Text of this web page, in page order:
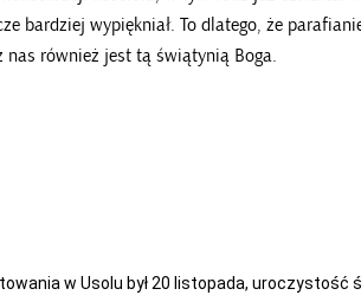
bardziej wypiękniał. To dlatego, że
nas również jest tą świątynią Boga.
w Usolu był 20 listopada,